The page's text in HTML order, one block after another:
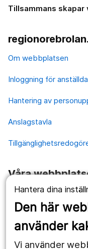
Hantera dina
Den här
använder
Vi använder
Tillsammans
Om webbplatsen
Inloggning för anställda
Hantering av
Anslagstavla
Våra
1177.se
Länstrafiken